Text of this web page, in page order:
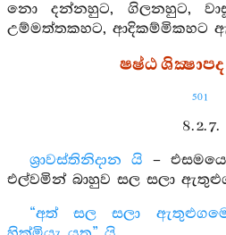
නො දන්නහුට, ගිලනහුට,
උම්මත්තකහට, ආදිකම්මිකහට
ෂෂ්ඨ
501
8. 2. 7.
ශ්‍රාවස්තිනිදාන යි –
එල්වමින් බාහුව සල සලා
“අත් සල සලා